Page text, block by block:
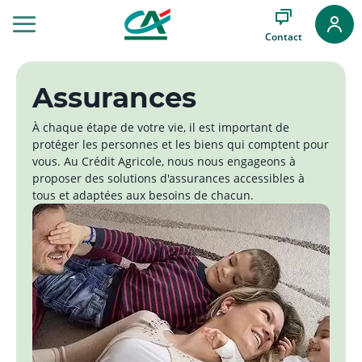
au
Aller au
Aller
au
Pied
de
page
Contact
Assurances
À chaque étape de votre vie, il est important de
protéger les personnes et les biens qui comptent pour
vous. Au Crédit Agricole, nous nous engageons à
proposer des solutions d'assurances accessibles à
tous et adaptées aux besoins de chacun.